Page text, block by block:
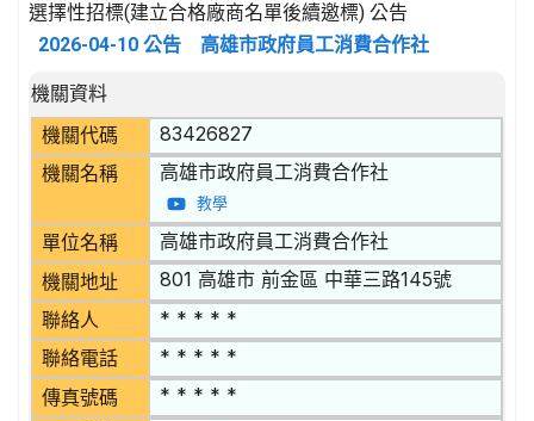
選擇性招標(建立合格廠商名單後續邀標) 公告
2026-04-10 公告 高雄市政府員工消費合作社
招標公告詳細內容
機關資料
機關代碼
83426827
機關名稱 高雄市政府員工消費合作社
教學
單位名稱 高雄市政府員工消費合作社
機關地址 801 高雄市 前金區 中華三路145號
聯絡人 * * * * *
聯絡電話 * * * * *
傳真號碼 * * * * *